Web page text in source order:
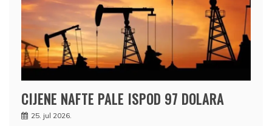
CIJENE NAFTE PALE ISPOD 97 DOLARA
25. jul 2026.